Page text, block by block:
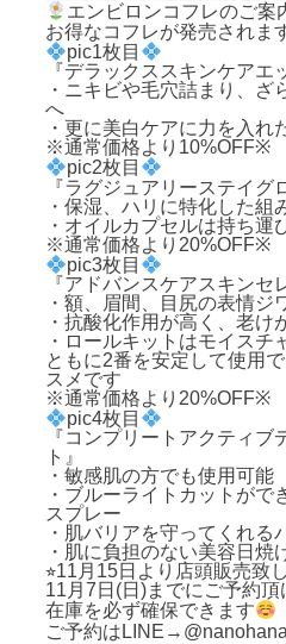
エンビロンコフレのご案
お得なコフレが発売されま
pic1枚目
『デラックススキンケアエ
・ニキビや毛穴詰まり、ざ
へ
・更に美白ケアに力を入れ
※通常価格より10%OFF※
pic2枚目
『ラグジュアリーステイグ
・保湿、ハリに特化した組
・オイルカプセルは持ち運
※通常価格より20%OFF※
pic3枚目
『アドバンスケアスキンセ
・額、眉間、目尻の表情ジ
・抗酸化作用が高く、老け
・ロールキットはモイスチ
ともに2番を安定して使用
スメです
※通常価格より20%OFF※
pic4枚目
『コンプリートアクティブ
ト』
・敏感肌の方でも使用可能
・ブルーライトカットがで
スプレー
・肌バリアを守ってくれる
・肌に負担のない美容日焼
⭐︎11月15日より店頭販売致
11月7日(日)までにご予約頂
在庫を必ず確保できます
ご予約は